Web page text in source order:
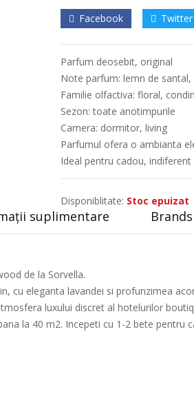
Facebook Twitter
Parfum deosebit, original
Note parfum: lemn de
Familie olfactiva: floral,
Sezon: toate anotimpurile
Camera: dormitor, living
Parfumul ofera o ambianta
Ideal pentru cadou, indiferent
Disponiblitate: Stoc epuizat
suplimentare
de la Sorvella.
eleganta lavandei si profunzimea
luxului discret al hotelurilor
la 40 m2. Incepeti cu 1-2 bete pentru